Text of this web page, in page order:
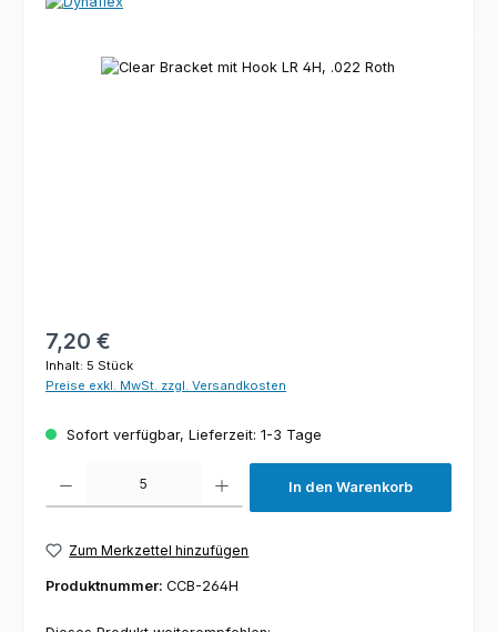
Bildergalerie überspringen
Regulärer Preis:
7,20 €
Inhalt: 5 Stück
Preise exkl. MwSt. zzgl. Versandkosten
Sofort verfügbar, Lieferzeit: 1-3 Tage
In den Warenkorb
Zum Merkzettel hinzufügen
Produktnummer: CCB-264H